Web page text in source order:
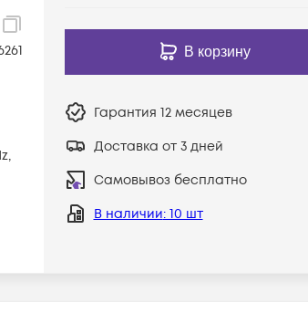
В корзину
Гарантия 12 месяцев
Доставка от 3 дней
Самовывоз бесплатно
В наличии: 10 шт